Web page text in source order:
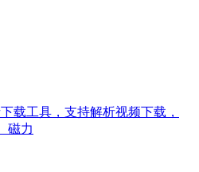
载工具，支持解析视频下载，
磁力